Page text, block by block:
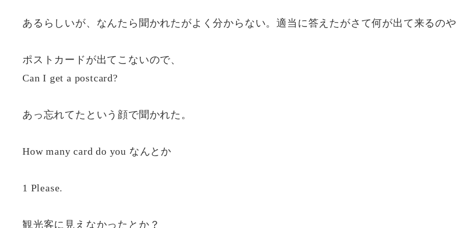
あるらしいが、なんたら聞かれたがよく分からない。適当に答えたがさて何が出て来るの
ポストカードが出てこないので、
Can I get a postcard?
あっ忘れてたという顔で聞かれた。
How many card do you なんとか
1 Please.
観光客に見えなかったとか？